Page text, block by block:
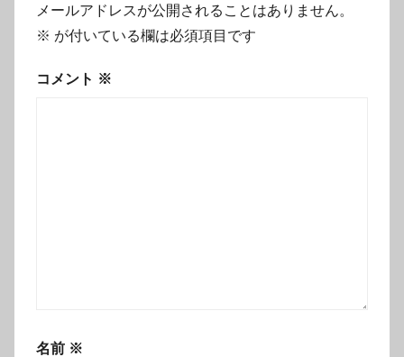
メールアドレスが公開されることはありません。
※ が付いている欄は必須項目です
コメント ※
名前 ※